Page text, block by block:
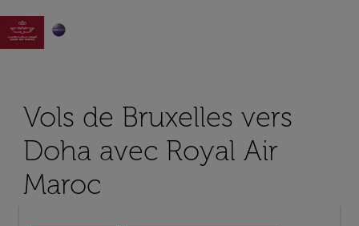

Vols de Bruxelles vers
Doha avec Royal Air
Maroc